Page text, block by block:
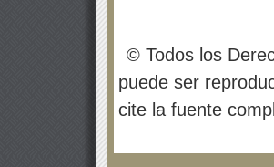
© Todos los
puede ser
cite la fuente